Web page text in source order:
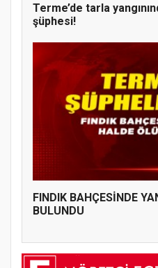
Terme’de tarla
şüphesi!
FINDIK BAHÇESİNDE
BULUNDU